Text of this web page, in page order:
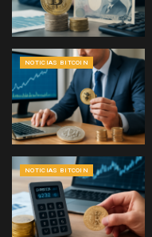
NOTICIAS BITCOIN
NOTICIAS BITCOIN